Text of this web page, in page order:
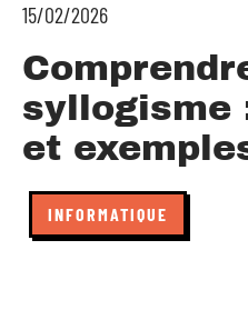
15/02/2026
syllogisme
et
INFORMATIQUE